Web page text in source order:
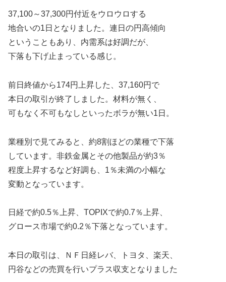
37,100～37,300円付近をウロウロする
地合いの1日となりました。連日の円高傾向
ということもあり、内需系は好調だが、
下落も下げ止まっている感じ。
前日終値から174円上昇した、37,160円で
本日の取引が終了しました。材料が無く、
可もなく不可もなしといったボラが無い1日。
業種別で見てみると、約8割ほどの業種で下落
しています。非鉄金属とその他製品が約3％
程度上昇するなど好調も、1％未満の小幅な
変動となっています。
日経で約0.5％上昇、TOPIXで約0.7％上昇、
グロース市場で約0.2％下落となっています。
本日の取引は、ＮＦ日経レバ、トヨタ、楽天、
円谷などの売買を行いプラス収支となりました